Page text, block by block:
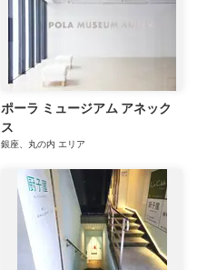
ポーラ ミュージアム アネック
ス
銀座、丸の内 エリア